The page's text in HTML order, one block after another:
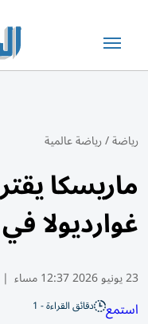
رياضة/رياضة عالمية
ماريسكا
غوارديولا
23 يونيو 2026 12:37 مساء |
استمع دقائق القراءة - 1